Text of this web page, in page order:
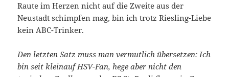
Raute im Herzen nicht auf die Zweite aus der
Neustadt schimpfen mag, bin ich trotz Riesling-Liebe
kein ABC-Trinker.
Den letzten Satz muss man vermutlich übersetzen: Ich
bin seit kleinauf HSV-Fan, hege aber nicht den